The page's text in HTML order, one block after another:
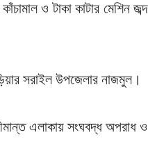
ও টাকা কাটার মেশিন জব্দ
সরাইল উপজেলার নাজমুল।
এলাকায় সংঘবদ্ধ অপরাধ ও